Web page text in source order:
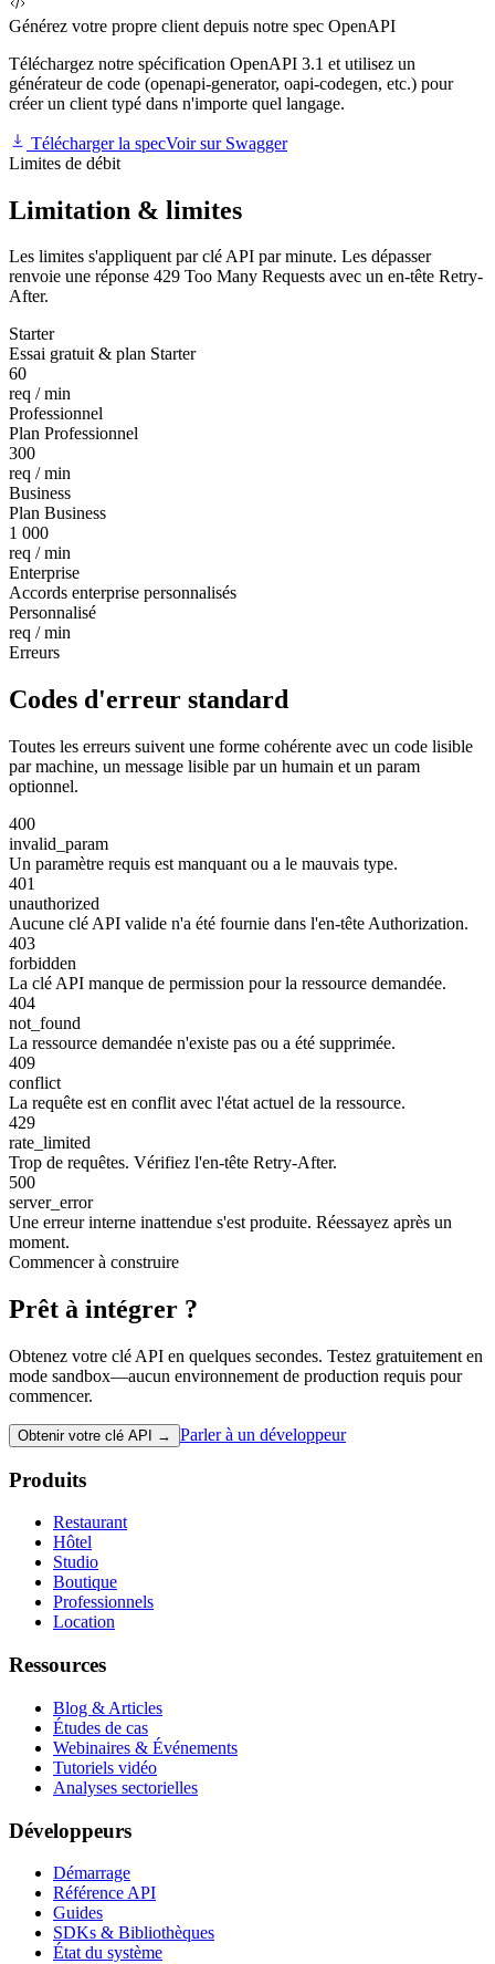
Générez votre propre client depuis notre spec OpenAPI
Téléchargez notre spécification OpenAPI 3.1 et utilisez un
générateur de code (openapi-generator, oapi-codegen, etc.) pour
créer un client typé dans n'importe quel langage.
Télécharger la specVoir sur Swagger
Limites de débit
Limitation & limites
Les limites s'appliquent par clé API par minute. Les dépasser
renvoie une réponse 429 Too Many Requests avec un en-tête Retry-
After.
Starter
Essai gratuit & plan Starter
60
req / min
Professionnel
Plan Professionnel
300
req / min
Business
Plan Business
1 000
req / min
Enterprise
Accords enterprise personnalisés
Personnalisé
req / min
Erreurs
Codes d'erreur standard
Toutes les erreurs suivent une forme cohérente avec un code lisible
par machine, un message lisible par un humain et un param
optionnel.
400
invalid_param
Un paramètre requis est manquant ou a le mauvais type.
401
unauthorized
Aucune clé API valide n'a été fournie dans l'en-tête Authorization.
403
forbidden
La clé API manque de permission pour la ressource demandée.
404
not_found
La ressource demandée n'existe pas ou a été supprimée.
409
conflict
La requête est en conflit avec l'état actuel de la ressource.
429
rate_limited
Trop de requêtes. Vérifiez l'en-tête Retry-After.
500
server_error
Une erreur interne inattendue s'est produite. Réessayez après un
moment.
Commencer à construire
Prêt à intégrer ?
Obtenez votre clé API en quelques secondes. Testez gratuitement en
mode sandbox—aucun environnement de production requis pour
commencer.
Obtenir votre clé API → Parler à un développeur
Produits
Restaurant
Hôtel
Studio
Boutique
Professionnels
Location
Ressources
Blog & Articles
Études de cas
Webinaires & Événements
Tutoriels vidéo
Analyses sectorielles
Développeurs
Démarrage
Référence API
Guides
SDKs & Bibliothèques
État du système